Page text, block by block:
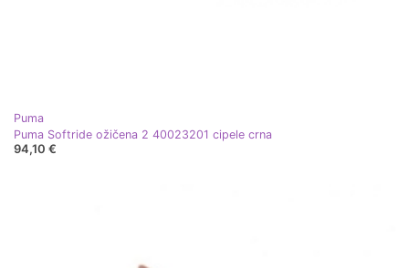
Puma
Puma Softride ožičena 2 40023201 cipele crna
94,10 €